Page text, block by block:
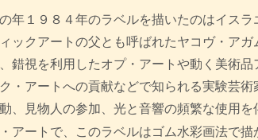
年１９８４年のラベルを描いたのはイス
ックアートの父とも呼ばれたヤコヴ・ア
錯視を利用したオプ・アートや動く美術品
・アートへの貢献などで知られる実験芸術
、見物人の参加、光と音響の頻繁な使用を
アートで、このラベルはゴム水彩画法で描